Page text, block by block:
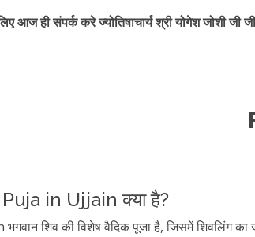
आज ही संपर्क करे ज्योतिषाचार्य श्री योगेश जोशी
in Ujjain क्या है?
शिव की विशेष वैदिक पूजा है, जिसमें शिवलिंग